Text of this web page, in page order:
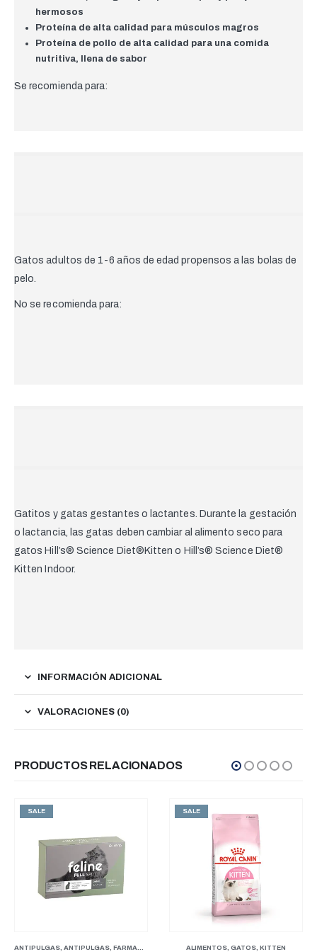
hermosos
Proteína de alta calidad para músculos magros
Proteína de pollo de alta calidad para una comida
nutritiva, llena de sabor
Se recomienda para:
Gatos adultos de 1-6 años de edad propensos a las bolas de
pelo.
No se recomienda para:
Gatitos y gatas gestantes o lactantes. Durante la gestación
o lactancia, las gatas deben cambiar al alimento seco para
gatos Hill’s® Science Diet® Kitten o Hill’s® Science Diet®
Kitten Indoor.
INFORMACIÓN ADICIONAL
VALORACIONES (0)
PRODUCTOS RELACIONADOS
GATOS
SALE
ALIMENTOS ,GATOS,KITTEN
SALE
ALIMENTOS ,GATOS,KITTEN,MANTENIMIENTO